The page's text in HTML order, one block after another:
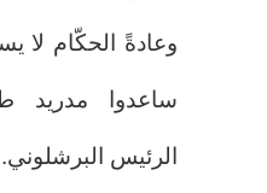
وعادةً الحكّام لا
ساعدوا مدريد
الرئيس البرشلوني.